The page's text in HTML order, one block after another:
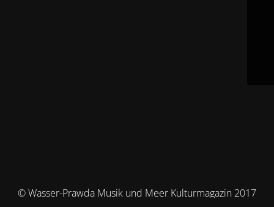
© Wasser-Prawda Musik und Meer Kulturmagazin 2017